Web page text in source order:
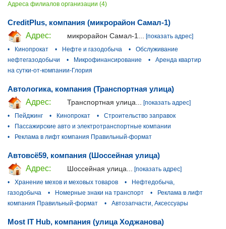
Адреса филиалов организации (4)
CreditPlus, компания (микрорайон Самал-1)
Адрес:
микрорайон Самал-1... [показать адрес]
•
Кинопрокат • Нефте и газодобыча •
Обслуживание
нефтегазодобычи
• Микрофинансирование •
Аренда квартир
на сутки-от-компании-Глория
Автологика, компания (Транспортная улица)
Адрес:
Транспортная улица... [показать адрес]
•
Пейджинг • Кинопрокат •
Строительство заправок
•
Пассажирские авто и электротранспортные компании
•
Реклама в лифт компания Правильный-формат
Автовсё59, компания (Шоссейная улица)
Адрес:
Шоссейная улица...
[показать адрес]
•
Хранение мехов и меховых товаров •
Нефтедобыча,
газодобыча
• Номерные знаки на транспорт •
Реклама в лифт
компания Правильный-формат
• Автозапчасти, Аксессуары
Most IT Hub, компания (улица Ходжанова)